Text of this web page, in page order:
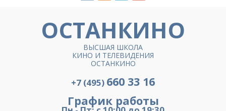
ОСТАНКИНО
ВЫСШАЯ ШКОЛА
КИНО И ТЕЛЕВИДЕНИЯ
ОСТАНКИНО
+7 (495) 660 33 16
График работы